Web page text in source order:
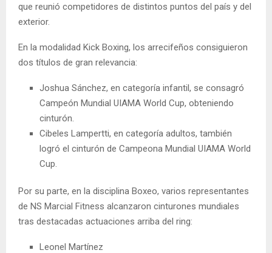
que reunió competidores de distintos puntos del país y del
exterior.
En la modalidad Kick Boxing, los arrecifeños consiguieron
dos títulos de gran relevancia:
Joshua Sánchez, en categoría infantil, se consagró
Campeón Mundial UIAMA World Cup, obteniendo
cinturón.
Cibeles Lampertti, en categoría adultos, también
logró el cinturón de Campeona Mundial UIAMA World
Cup.
Por su parte, en la disciplina Boxeo, varios representantes
de NS Marcial Fitness alcanzaron cinturones mundiales
tras destacadas actuaciones arriba del ring:
Leonel Martínez